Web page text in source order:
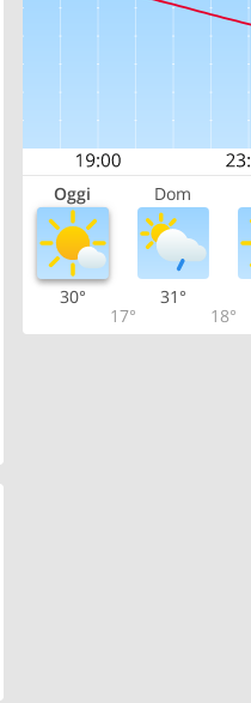
Oggi Dom
30°
17°
31°
18°